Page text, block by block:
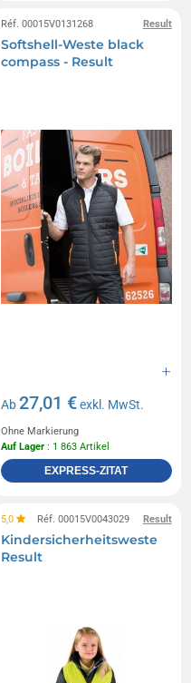
Result
Réf. 00015V0131268
Softshell-Weste black
compass - Result
Ab27,01 €exkl. MwSt.
Ohne Markierung
Auf Lager : 1 863 Artikel
EXPRESS-ZITAT
Result
5,0 Réf. 00015V0043029
Kindersicherheitsweste
Result